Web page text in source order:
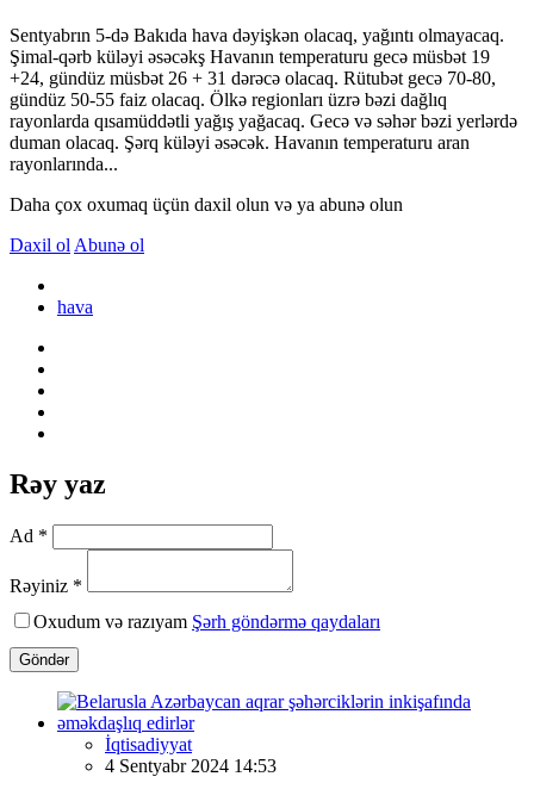
Sentyabrın 5-də Bakıda hava dəyişkən olacaq, yağıntı olmayacaq.
Şimal-qərb küləyi əsəcəkş Havanın temperaturu gecə müsbət 19
+24, gündüz müsbət 26 + 31 dərəcə olacaq. Rütubət gecə 70-80,
gündüz 50-55 faiz olacaq. Ölkə regionları üzrə bəzi dağlıq
rayonlarda qısamüddətli yağış yağacaq. Gecə və səhər bəzi yerlərdə
duman olacaq. Şərq küləyi əsəcək. Havanın temperaturu aran
rayonlarında...
Daha çox oxumaq üçün daxil olun və ya abunə olun
Daxil ol Abunə ol
hava
Rəy yaz
Ad *
Rəyiniz *
Oxudum və razıyam Şərh göndərmə qaydaları
Göndər
İqtisadiyyat
4 Sentyabr 2024 14:53